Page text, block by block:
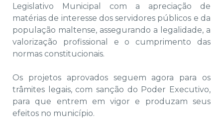
Legislativo Municipal com a apreciação de
matérias de interesse dos servidores públicos e da
população maltense, assegurando a legalidade, a
valorização profissional e o cumprimento das
normas constitucionais.
Os projetos aprovados seguem agora para os
trâmites legais, com sanção do Poder Executivo,
para que entrem em vigor e produzam seus
efeitos no município.